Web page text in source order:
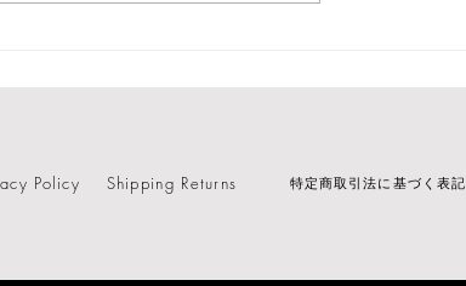
Policy Shipping Returns 特定商取引法に基づく表記